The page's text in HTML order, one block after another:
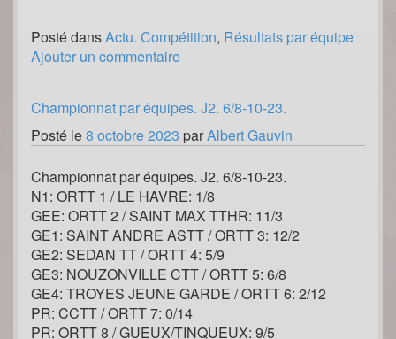
Posté dansActu. Compétition, Résultats par équipe
Ajouter un commentaire
Championnat par équipes. J2. 6/8-10-23.
Posté le8 octobre 2023 parAlbert Gauvin
Championnat par équipes. J2. 6/8-10-23.
N1: ORTT 1 / LE HAVRE: 1/8
GEE: ORTT 2 / SAINT MAX TTHR: 11/3
GE1: SAINT ANDRE ASTT / ORTT 3: 12/2
GE2: SEDAN TT / ORTT 4: 5/9
GE3: NOUZONVILLE CTT / ORTT 5: 6/8
GE4: TROYES JEUNE GARDE / ORTT 6: 2/12
PR: CCTT / ORTT 7: 0/14
PR: ORTT 8 / GUEUX/TINQUEUX: 9/5